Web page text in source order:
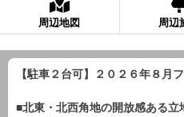
周辺地図 周辺
【駐車２台可】２０２６年８月
■北東・北西角地の開放感ある立